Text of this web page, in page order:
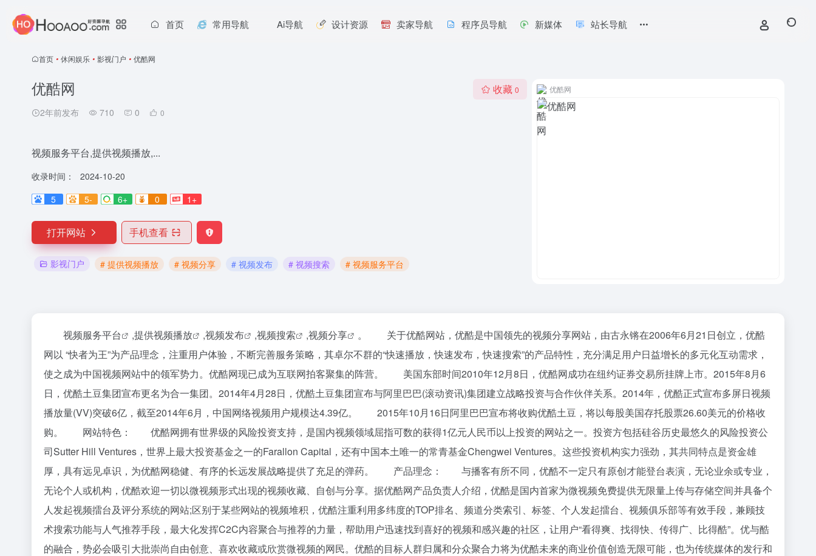
首页 常用导航 Ai导航 设计资源 卖家导航 程序员导航 新媒体 站长导航
首页 • 休闲娱乐 • 影视门户 • 优酷网
优酷网
2年前发布 710 0 0
收藏 0
视频服务平台,提供视频播放,...
收录时间：
2024-10-20
5
5- 6+ 0 1+
打开网站 手机查看
影视门户 # 提供视频播放 # 视频分享 # 视频发布 # 视频搜索 # 视频服务平台
优酷网
视频服务平台 ,提供视频播放 ,视频发布 ,视频搜索 ,视频分享
。 关于优酷网站，优酷是中国领先的视频分享网站，由古永锵在2006年6月21日创立，优酷
网以 “快者为王”为产品理念，注重用户体验，不断完善服务策略，其卓尔不群的“快速播放，快速发布，快速搜索”的产品特性，充分满足用户日益增长的多元化互动需求，
使之成为中国视频网站中的领军势力。优酷网现已成为互联网拍客聚集的阵营。 美国东部时间2010年12月8日，优酷网成功在纽约证券交易所挂牌上市。2015年8月6
日，优酷土豆集团宣布更名为合一集团。2014年4月28日，优酷土豆集团宣布与阿里巴巴(滚动资讯)集团建立战略投资与合作伙伴关系。2014年，优酷正式宣布多屏日视频
播放量(VV)突破6亿，截至2014年6月，中国网络视频用户规模达4.39亿。 2015年10月16日阿里巴巴宣布将收购优酷土豆，将以每股美国存托股票26.60美元的价格收
购。 网站特色： 优酷网拥有世界级的风险投资支持，是国内视频领域屈指可数的获得1亿元人民币以上投资的网站之一。投资方包括硅谷历史最悠久的风险投资公
司Sutter Hill Ventures，世界上最大投资基金之一的Farallon Capital，还有中国本土唯一的常青基金Chengwei Ventures。这些投资机构实力强劲，其共同特点是资金雄
厚，具有远见卓识，为优酷网稳健、有序的长远发展战略提供了充足的弹药。 产品理念： 与播客有所不同，优酷不一定只有原创才能登台表演，无论业余或专业，
无论个人或机构，优酷欢迎一切以微视频形式出现的视频收藏、自创与分享。据优酷网产品负责人介绍，优酷是国内首家为微视频免费提供无限量上传与存储空间并具备个
人发起视频擂台及评分系统的网站;区别于某些网站的视频堆积，优酷注重利用多纬度的TOP排名、频道分类索引、标签、个人发起擂台、视频俱乐部等有效手段，兼顾技
术搜索功能与人气推荐手段，最大化发挥C2C内容聚合与推荐的力量，帮助用户迅速找到喜好的视频和感兴趣的社区，让用户“看得爽、找得快、传得广、比得酷”。优与酷
的融合，势必会吸引大批崇尚自由创意、喜欢收藏或欣赏微视频的网民。优酷的目标人群归属和分众聚合力将为优酷未来的商业价值创造无限可能，也为传统媒体的发行和